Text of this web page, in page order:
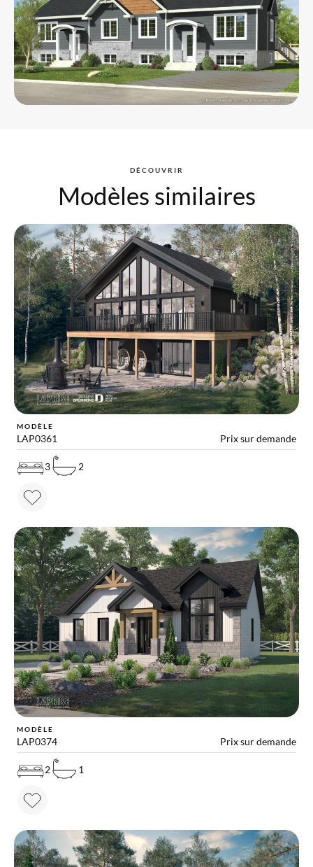
DÉCOUVRIR
Modèles similaires
MODÈLE
LAP0361 Prix sur demande
3 2
MODÈLE
LAP0374 Prix sur demande
2 1